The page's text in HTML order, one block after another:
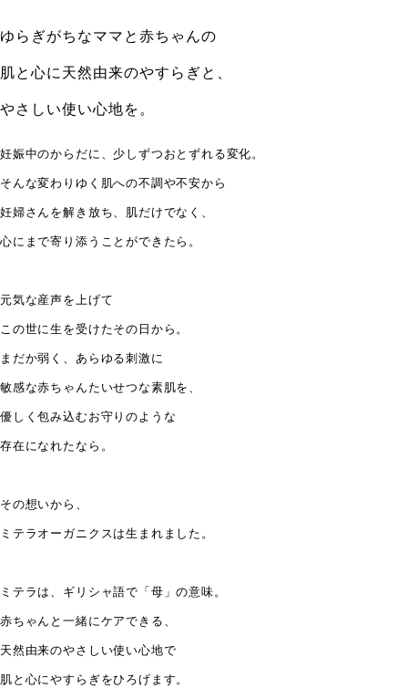
ゆらぎがちなママと赤ちゃんの
肌と心に天然由来のやすらぎと、
やさしい使い心地を。
妊娠中のからだに、少しずつおとずれる変化。
そんな変わりゆく肌への不調や不安から
妊婦さんを解き放ち、肌だけでなく、
心にまで寄り添うことができたら。
元気な産声を上げて
この世に生を受けたその日から。
まだか弱く、あらゆる刺激に
敏感な赤ちゃんたいせつな素肌を、
優しく包み込むお守りのような
存在になれたなら。
その想いから、
ミテラオーガニクスは生まれました。
ミテラは、ギリシャ語で「母」の意味。
赤ちゃんと一緒にケアできる、
天然由来のやさしい使い心地で
肌と心にやすらぎをひろげます。